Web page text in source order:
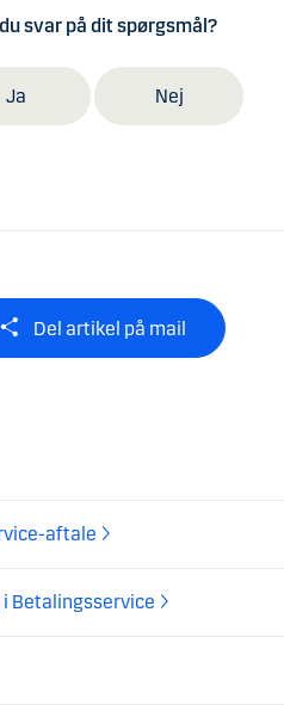
svar på dit spørgsmål?
Ja Nej
Del artikel på mail
aftale
Betalingsservice